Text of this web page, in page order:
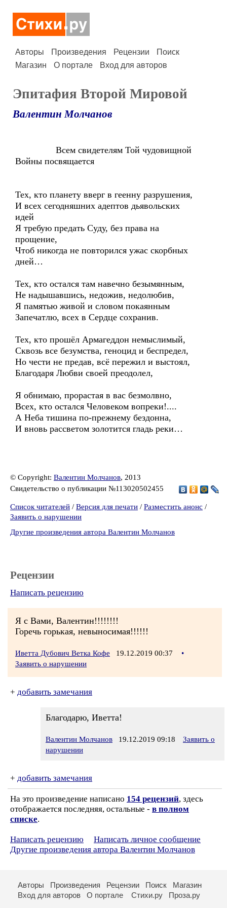
Авторы Произведения Рецензии
Поиск
Магазин
О портале Вход для авторов
Эпитафия Второй Мировой
Валентин Молчанов
Всем свидетелям Той чудовищной
Войны посвящается
Тех, кто планету вверг в геенну разрушения,
И всех сегодняшних адептов дьявольских
идей
Я требую предать Суду, без права на
прощение,
Чтоб никогда не повторился ужас скорбных
дней…
Тех, кто остался там навечно безымянным,
Не надышавшись, недожив, недолюбив,
Я памятью живой и словом покаянным
Запечатлю, всех в Сердце сохранив.
Тех, кто прошёл Армагеддон немыслимый,
Сквозь все безумства, геноцид и беспредел,
Но чести не предав, всё пережил и выстоял,
Благодаря Любви своей преодолел,
Я обнимаю, прорастая в вас безмолвно,
Всех, кто остался Человеком вопреки!....
А Неба тишина по-прежнему бездонна,
И вновь рассветом золотится гладь реки…
© Copyright: Валентин Молчанов, 2013
Свидетельство о публикации №113020502455
Список читателей / Версия для печати / Разместить анонс /
Заявить о нарушении
Другие произведения автора Валентин Молчанов
Рецензии
Написать рецензию
Я с Вами, Валентин!!!!!!!!
Горечь горькая, невыносимая!!!!!!
Иветта Дубович Ветка Кофе 19.12.2019 00:37
•
Заявить о нарушении
+ добавить замечания
Благодарю, Иветта!
Валентин Молчанов 19.12.2019 09:18
Заявить о
нарушении
+ добавить замечания
На это произведение написано 154 рецензий, здесь
отображается последняя, остальные - в полном
списке.
Написать рецензию
Написать личное сообщение
Другие произведения автора Валентин Молчанов
Авторы Произведения Рецензии Поиск
Магазин
Вход для авторов
О портале Стихи.ру Проза.ру